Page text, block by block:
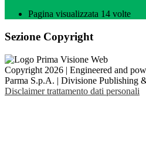
Pagina visualizzata 14 volte
Sezione Copyright
Copyright 2026 | Engineered and
Parma S.p.A. | Divisione Publishing
Disclaimer trattamento dati personali